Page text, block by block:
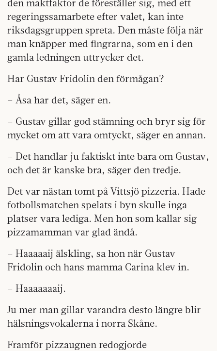
den maktfaktor de föreställer sig, med ett
regeringssamarbete efter valet, kan inte
riksdagsgruppen spreta. Den måste följa när
man knäpper med fingrarna, som en i den
gamla ledningen uttrycker det.
Har Gustav Fridolin den förmågan?
– Åsa har det, säger en.
– Gustav gillar god stämning och bryr sig för
mycket om att vara omtyckt, säger en annan.
– Det handlar ju faktiskt inte bara om Gustav,
och det är kanske bra, säger den tredje.
Det var nästan tomt på Vittsjö pizzeria. Hade
fotbollsmatchen spelats i byn skulle inga
platser vara lediga. Men hon som kallar sig
pizzamamman var glad ändå.
– Haaaaaij älskling, sa hon när Gustav
Fridolin och hans mamma Carina klev in.
– Haaaaaaaij.
Ju mer man gillar varandra desto längre blir
hälsningsvokalerna i norra Skåne.
Framför pizzaugnen redogjorde